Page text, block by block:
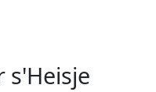
s'Heisje